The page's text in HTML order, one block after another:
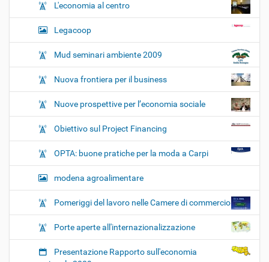
L'economia al centro
Legacoop
Mud seminari ambiente 2009
Nuova frontiera per il business
Nuove prospettive per l’economia sociale
Obiettivo sul Project Financing
OPTA: buone pratiche per la moda a Carpi
modena agroalimentare
Pomeriggi del lavoro nelle Camere di commercio
Porte aperte all'internazionalizzazione
Presentazione Rapporto sull'economia